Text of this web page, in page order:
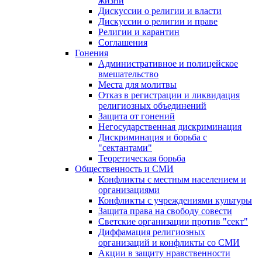
Дискуссии о религии и власти
Дискуссии о религии и праве
Религии и карантин
Соглашения
Гонения
Административное и полицейское
вмешательство
Места для молитвы
Отказ в регистрации и ликвидация
религиозных объединений
Защита от гонений
Негосударственная дискриминация
Дискриминация и борьба с
"сектантами"
Теоретическая борьба
Общественность и СМИ
Конфликты с местным населением и
организациями
Конфликты с учреждениями культуры
Защита права на свободу совести
Светские организации против "сект"
Диффамация религиозных
организаций и конфликты со СМИ
Акции в защиту нравственности